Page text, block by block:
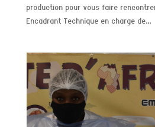
production pour vous faire
Encadrant Technique en charge de...